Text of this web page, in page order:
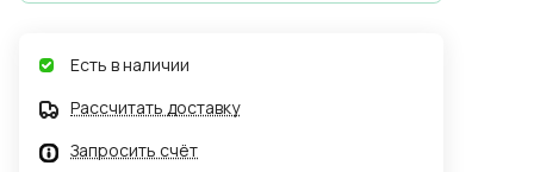
Есть в наличии
Рассчитать доставку
Запросить счёт